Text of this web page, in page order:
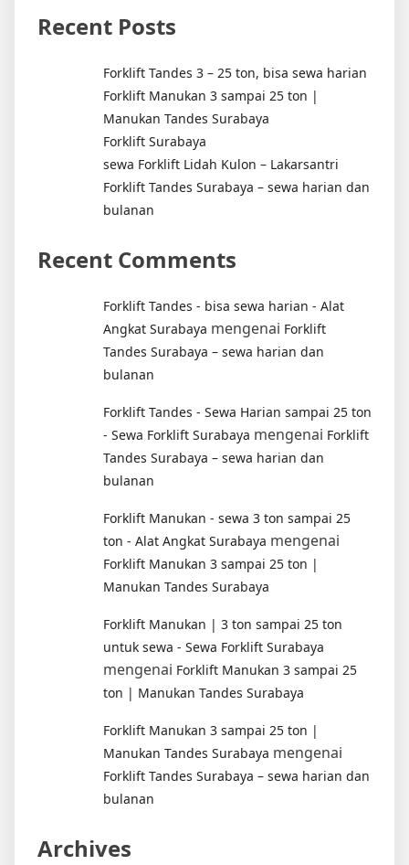
Recent Posts
Forklift Tandes 3 – 25 ton, bisa sewa harian
Forklift Manukan 3 sampai 25 ton |
Manukan Tandes Surabaya
Forklift Surabaya
sewa Forklift Lidah Kulon – Lakarsantri
Forklift Tandes Surabaya – sewa harian dan
bulanan
Recent Comments
Forklift Tandes - bisa sewa harian - Alat
Angkat Surabaya mengenai Forklift
Tandes Surabaya – sewa harian dan
bulanan
Forklift Tandes - Sewa Harian sampai 25 ton
- Sewa Forklift Surabaya mengenai Forklift
Tandes Surabaya – sewa harian dan
bulanan
Forklift Manukan - sewa 3 ton sampai 25
ton - Alat Angkat Surabaya mengenai
Forklift Manukan 3 sampai 25 ton |
Manukan Tandes Surabaya
Forklift Manukan | 3 ton sampai 25 ton
untuk sewa - Sewa Forklift Surabaya
mengenai Forklift Manukan 3 sampai 25
ton | Manukan Tandes Surabaya
Forklift Manukan 3 sampai 25 ton |
Manukan Tandes Surabaya mengenai
Forklift Tandes Surabaya – sewa harian dan
bulanan
Archives